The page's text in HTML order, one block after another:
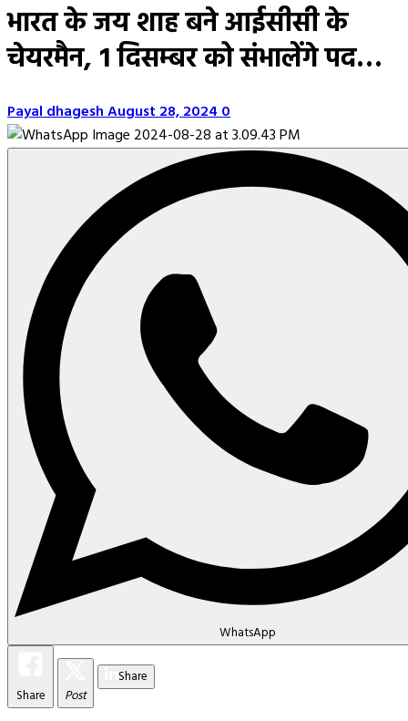
भारत के जय शाह बने आईसीसी के
चेयरमैन, 1 दिसम्बर को संभालेंगे पद…
Payal dhageshAugust 28, 20240
WhatsApp
Share Post
Share